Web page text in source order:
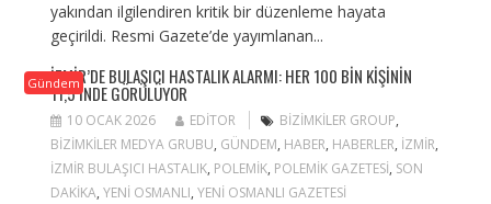
yakından ilgilendiren kritik bir düzenleme hayata
geçirildi. Resmi Gazete’de yayımlanan...
Gündem
İZMIR’DE BULAŞICI HASTALIK ALARMI: HER 100 BIN KIŞININ
11,5’INDE GÖRÜLÜYOR
10 OCAK 2026 EDITOR BIZIMKILER GROUP,
BIZIMKILER MEDYA GRUBU, GÜNDEM, HABER, HABERLER, IZMIR,
IZMIR BULAŞICI HASTALIK, POLEMIK, POLEMIK GAZETESI, SON
DAKIKA, YENI OSMANLI, YENI OSMANLI GAZETESI